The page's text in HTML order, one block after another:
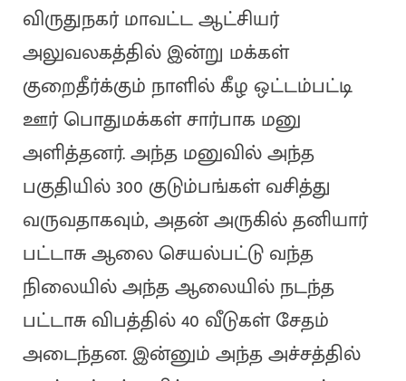
விருதுநகர் மாவட்ட ஆட்சியர்
அலுவலகத்தில் இன்று மக்கள்
குறைதீர்க்கும் நாளில் கீழ ஒட்டம்பட்டி
ஊர் பொதுமக்கள் சார்பாக மனு
அளித்தனர். அந்த மனுவில் அந்த
பகுதியில் 300 குடும்பங்கள் வசித்து
வருவதாகவும், அதன் அருகில் தனியார்
பட்டாசு ஆலை செயல்பட்டு வந்த
நிலையில் அந்த ஆலையில் நடந்த
பட்டாசு விபத்தில் 40 வீடுகள் சேதம்
அடைந்தன. இன்னும் அந்த அச்சத்தில்